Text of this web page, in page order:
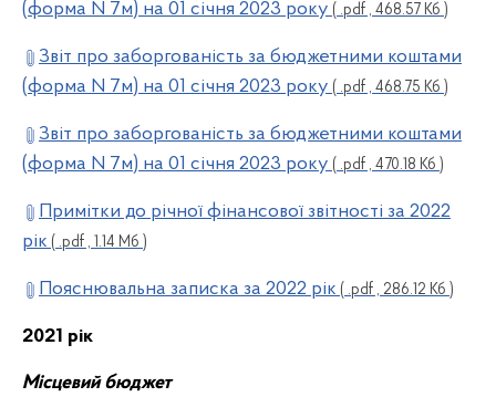
(форма N 7м) на 01 січня 2023 року ( .pdf , 468.57 Кб )
Звіт про заборгованість за бюджетними коштами
(форма N 7м) на 01 січня 2023 року ( .pdf , 468.75 Кб )
Звіт про заборгованість за бюджетними коштами
(форма N 7м) на 01 січня 2023 року ( .pdf , 470.18 Кб )
Примітки до річної фінансової звітності за 2022
рік ( .pdf , 1.14 Мб )
Пояснювальна записка за 2022 рік ( .pdf , 286.12 Кб )
2021 рік
Місцевий бюджет